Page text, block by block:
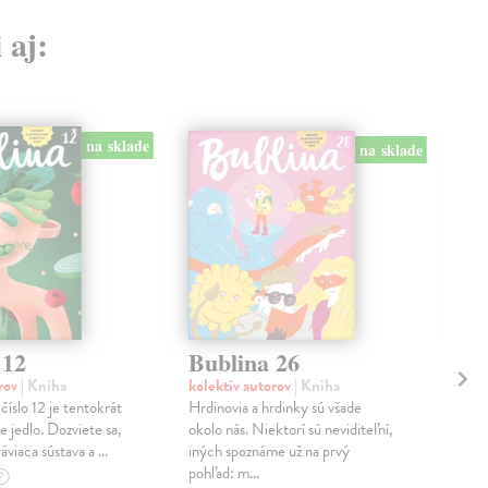
aj:
na sklade
| Kniha
12 je tentokrát
jedlo. Dozviete sa,
sústava a ...
?
na sklade
Bublina 26
kolektív autorov| Kniha
Hrdinovia a hrdinky sú všade
okolo nás. Niektorí sú neviditeľní,
iných spoznáme už na prvý
pohľad: m...